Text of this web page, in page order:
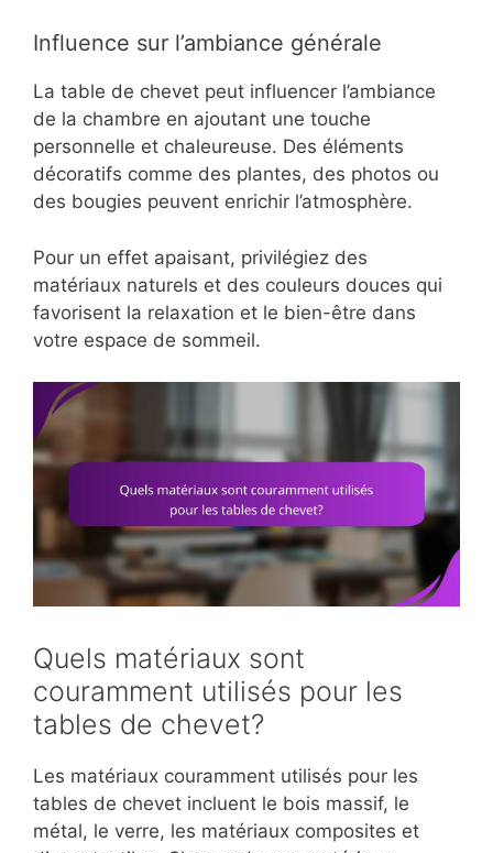
Influence sur l’ambiance générale
La table de chevet peut influencer l’ambiance
de la chambre en ajoutant une touche
personnelle et chaleureuse. Des éléments
décoratifs comme des plantes, des photos ou
des bougies peuvent enrichir l’atmosphère.
Pour un effet apaisant, privilégiez des
matériaux naturels et des couleurs douces qui
favorisent la relaxation et le bien-être dans
votre espace de sommeil.
Quels matériaux sont
couramment utilisés pour les
tables de chevet?
Les matériaux couramment utilisés pour les
tables de chevet incluent le bois massif, le
métal, le verre, les matériaux composites et